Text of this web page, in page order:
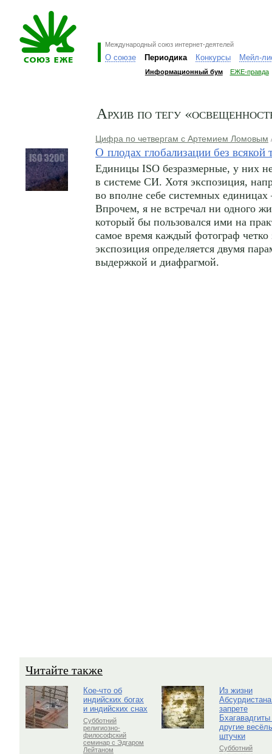
Международный союз интернет-деятелей
О союзе Периодика Конкурсы Мейл-
Информационный бум ЕЖЕ-правда
Архив по тегу
Цифра по четвергам с Артемием Ломовым
О плодах глобализации без всякой
Единицы ISO безразмерные, у них
в системе СИ. Хотя экспозиция,
во вполне себе системных
Впрочем, я не встречал ни одного
который бы пользовался ими на
самое время каждый фотограф четко
экспозиция определяется двумя
выдержкой и диафрагмой.
Читайте также
Кое-что об
индийских богах
и индийских снах
Субботний
религиозно-
философский
семинар с Эдгаром
Лейтаном
Из жизни
запрете
Бхагавадгиты
другие
штучки
Субботний